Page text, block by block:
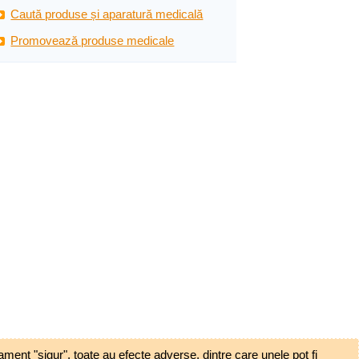
Caută produse și aparatură medicală
Promovează produse medicale
"sigur", toate au efecte adverse, dintre care unele pot fi